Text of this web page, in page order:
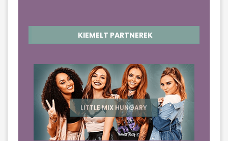
KIEMELT PARTNEREK
LITTLE MIX HUNGARY